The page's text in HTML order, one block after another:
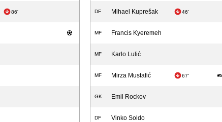
86' DF Mihael Kuprešak 46'
MF Francis Kyeremeh
MF Karlo Lulić
MF Mirza Mustafić 67'
GK Emil Rockov
DF Vinko Soldo